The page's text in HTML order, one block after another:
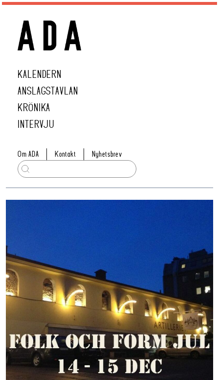
KALENDERN
ANSLAGSTAVLAN
KRÖNIKA
INTERVJU
Om ADA Kontakt Nyhetsbrev